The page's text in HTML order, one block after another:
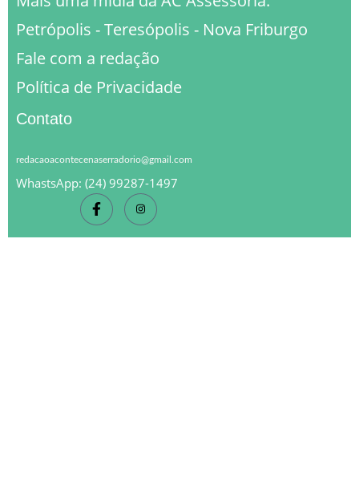
Petrópolis - Teresópolis - Nova Friburgo
Fale com a redação
Política de Privacidade
Contato
redacaoacontecenaserradorio@gmail.com
WhastsApp: (24) 99287-1497